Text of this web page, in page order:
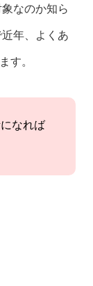
なのか知ら
年、よくあ
す。
なれば